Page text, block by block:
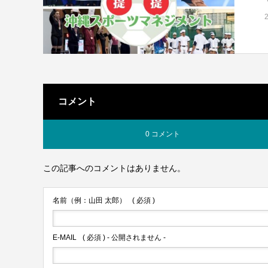
コメント
0 コメント
この記事へのコメントはありません。
名前（例：山田 太郎） ( 必須 )
E-MAIL ( 必須 ) - 公開されません -